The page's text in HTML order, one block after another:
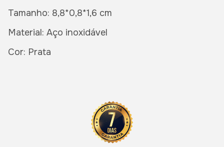
Tamanho: 8,8*0,8*1,6 cm
Material: Aço inoxidável
Cor: Prata